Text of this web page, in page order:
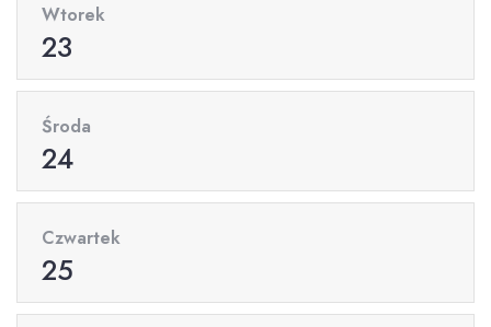
Wtorek
23
Środa
24
Czwartek
25